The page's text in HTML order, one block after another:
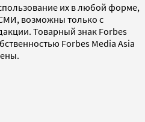
их в любой форме,
возможны только с
Товарный знак Forbes
Forbes Media Asia